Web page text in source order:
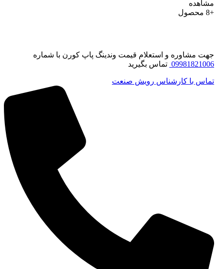
مشاهده
+8 محصول
جهت مشاوره و استعلام قیمت وندینگ پاپ کورن با شماره
09981821006 تماس بگیرید
تماس با کارشناس رویش صنعت